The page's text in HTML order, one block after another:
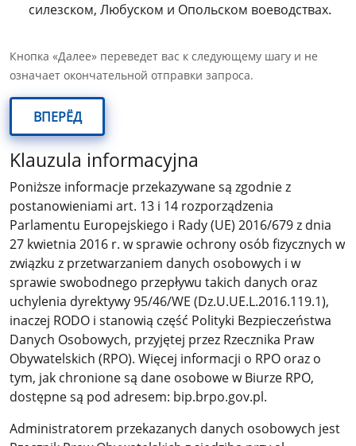
силезском, Любуском и Опольском воеводствах.
Кнопка «Далее» переведет вас к следующему шагу и не
означает окончательной отправки запроса.
ВПЕРЁД
Klauzula informacyjna
Poniższe informacje przekazywane są zgodnie z
postanowieniami art. 13 i 14 rozporządzenia
Parlamentu Europejskiego i Rady (UE) 2016/679 z dnia
27 kwietnia 2016 r. w sprawie ochrony osób fizycznych w
związku z przetwarzaniem danych osobowych i w
sprawie swobodnego przepływu takich danych oraz
uchylenia dyrektywy 95/46/WE (Dz.U.UE.L.2016.119.1),
inaczej RODO i stanowią część Polityki Bezpieczeństwa
Danych Osobowych, przyjętej przez Rzecznika Praw
Obywatelskich (RPO). Więcej informacji o RPO oraz o
tym, jak chronione są dane osobowe w Biurze RPO,
dostępne są pod adresem: bip.brpo.gov.pl.
Administratorem przekazanych danych osobowych jest